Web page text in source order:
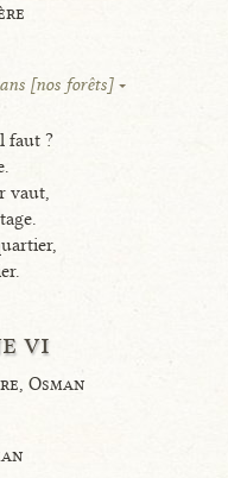
[nos forêts]
faut ?
vaut,
vi
Osman